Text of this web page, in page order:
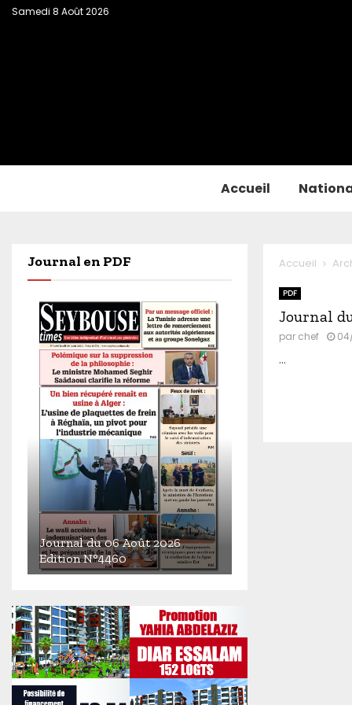
Samedi 8 Août 2026
Accueil
Accueil
PDF
Journal
par chef
...
Journal en PDF
u
r
n
a
l
d
Journal du 06 Août 2026
Edition N°4460